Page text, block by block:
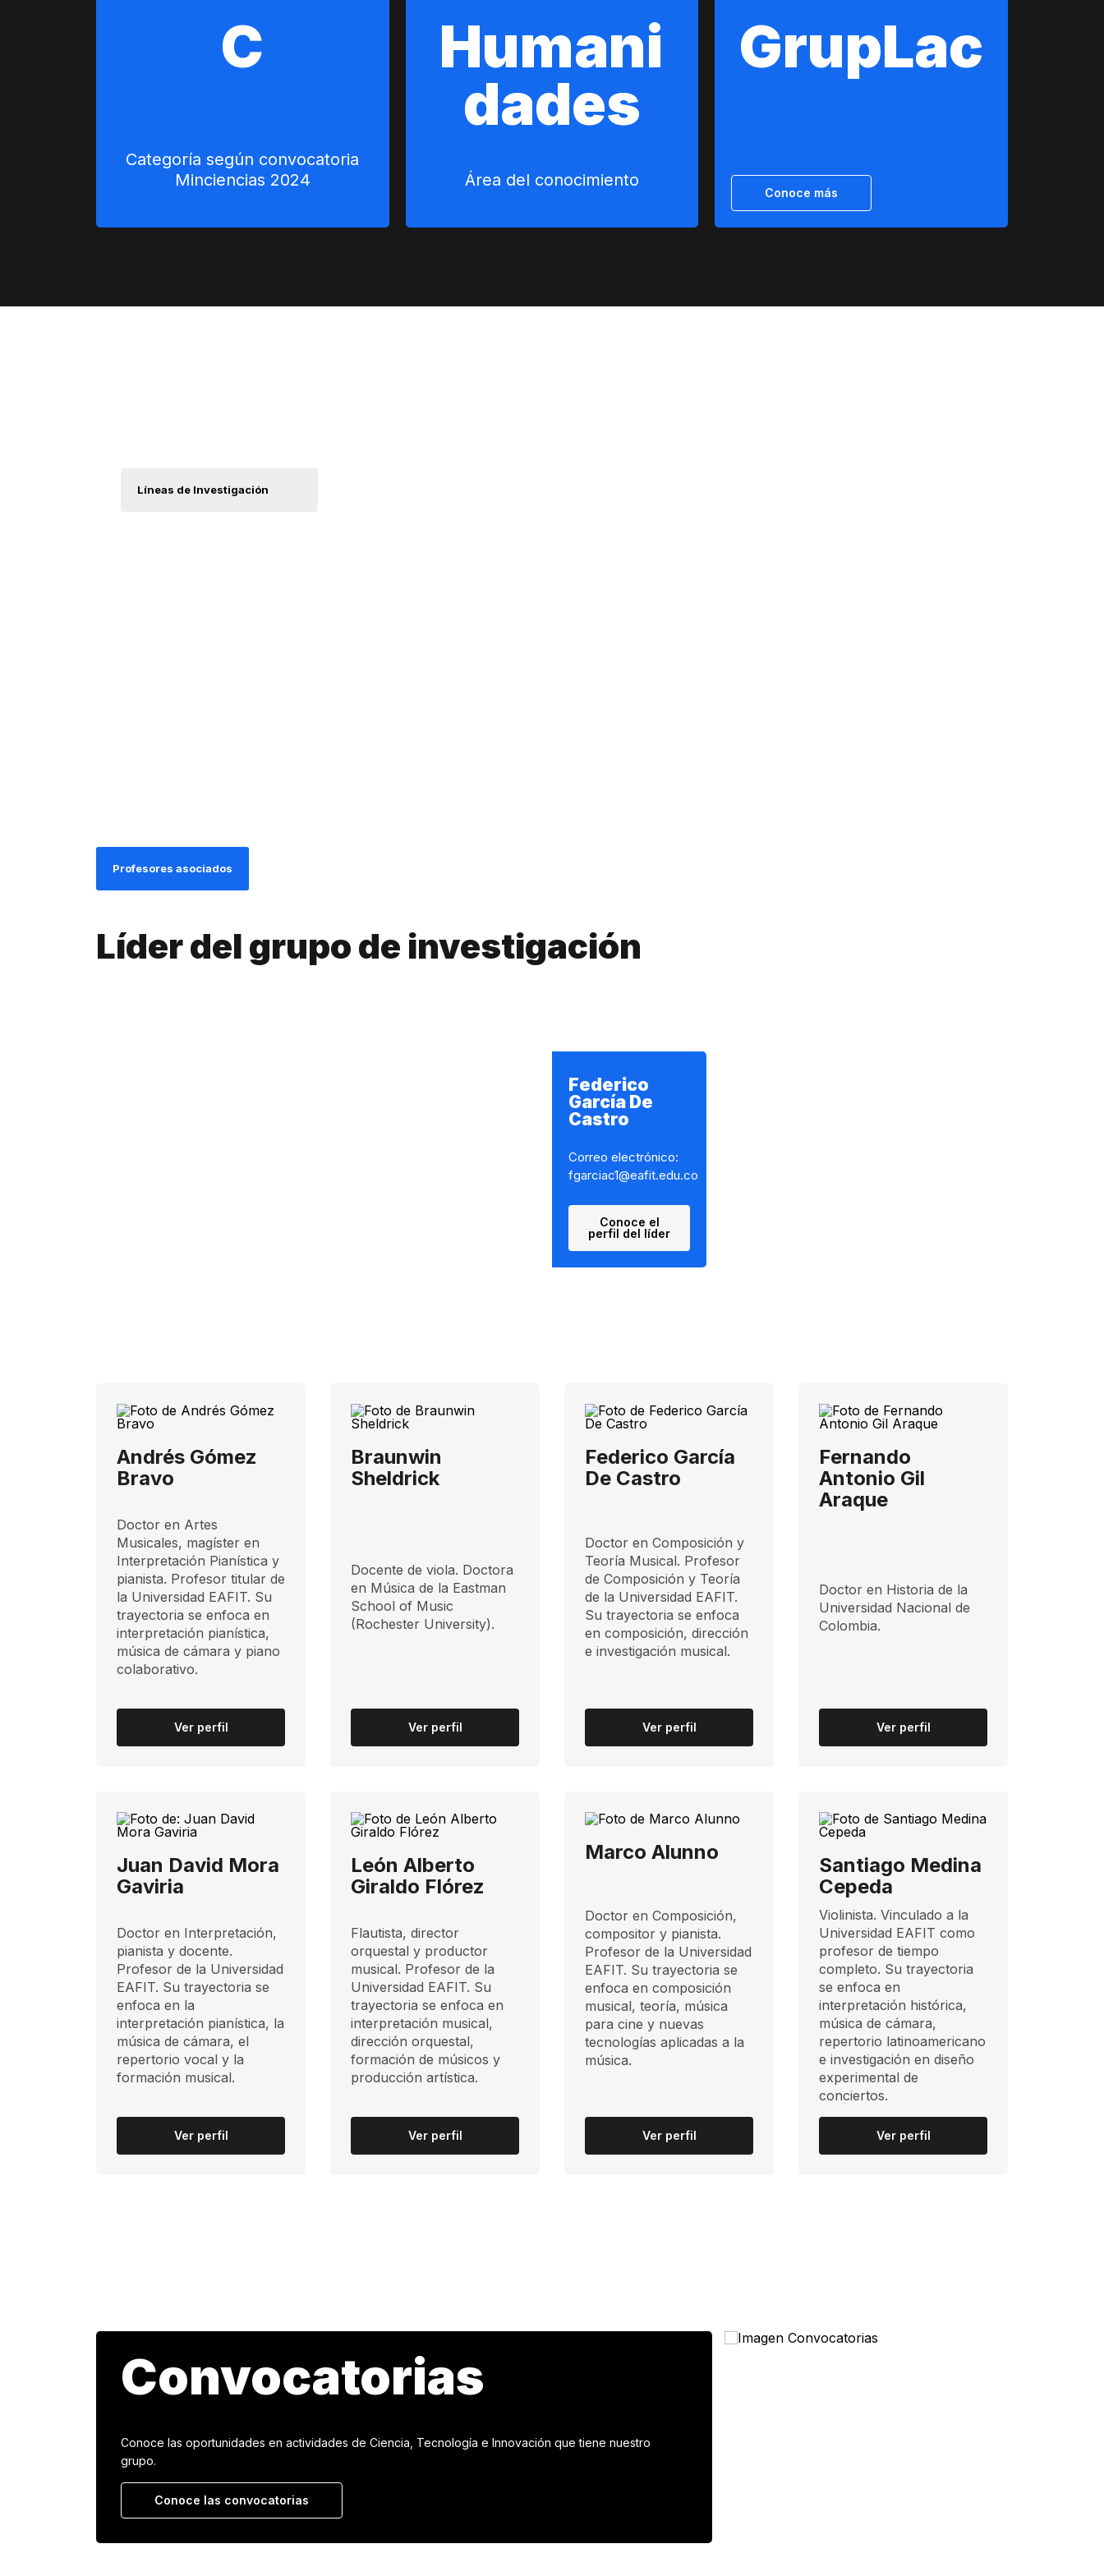
C
Categoría según convocatoria
Minciencias 2024
Humani
dades
Área del conocimiento
GrupLac
Conoce más
Líneas de Investigación
Profesores asociados
Líder del grupo de investigación
Federico
García De
Castro
Correo electrónico:
fgarciac1@eafit.edu.co
Conoce el
perfil del líder
Andrés Gómez
Bravo
Doctor en Artes
Musicales, magíster en
Interpretación Pianística y
pianista. Profesor titular de
la Universidad EAFIT. Su
trayectoria se enfoca en
interpretación pianística,
música de cámara y piano
colaborativo.
Ver perfil
Braunwin
Sheldrick
​Docente de viola. Doctora
en Música de la Eastman
School of Music
(Rochester University).
Ver perfil
Federico García
De Castro
Doctor en Composición y
Teoría Musical. Profesor
de Composición y Teoría
de la Universidad EAFIT.
Su trayectoria se enfoca
en composición, dirección
e investigación musical.
Ver perfil
Fernando
Antonio Gil
Araque
Doctor en Historia de la
Universidad Nacional de
Colombia.
Ver perfil
Juan David Mora
Gaviria
Doctor en Interpretación,
pianista y docente.
Profesor de la Universidad
EAFIT. Su trayectoria se
enfoca en la
interpretación pianística, la
música de cámara, el
repertorio vocal y la
formación musical.
Ver perfil
León Alberto
Giraldo Flórez
Flautista, director
orquestal y productor
musical. Profesor de la
Universidad EAFIT. Su
trayectoria se enfoca en
interpretación musical,
dirección orquestal,
formación de músicos y
producción artística.
Ver perfil
Marco Alunno
Doctor en Composición,
compositor y pianista.
Profesor de la Universidad
EAFIT. Su trayectoria se
enfoca en composición
musical, teoría, música
para cine y nuevas
tecnologías aplicadas a la
música.
Ver perfil
Santiago Medina
Cepeda
Violinista. Vinculado a la
Universidad EAFIT como
profesor de tiempo
completo. Su trayectoria
se enfoca en
interpretación histórica,
música de cámara,
repertorio latinoamericano
e investigación en diseño
experimental de
conciertos.
Ver perfil
Convocatorias
Conoce las oportunidades en actividades de Ciencia, Tecnología e Innovación que tiene nuestro
grupo.
Conoce las convocatorias